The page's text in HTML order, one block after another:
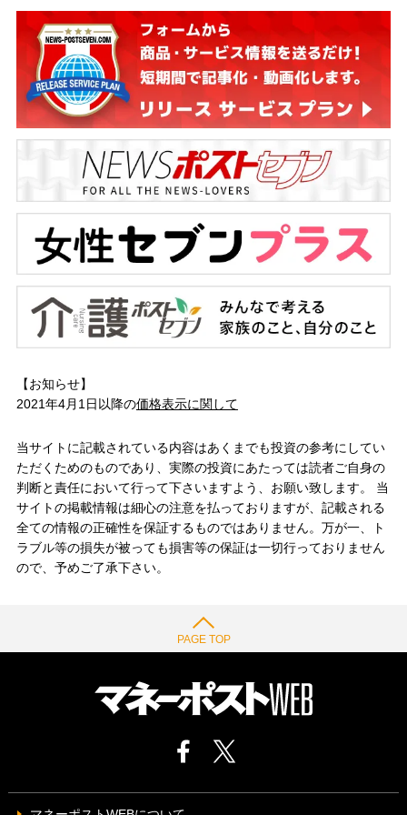
【お知らせ】
2021年4月1日以降の価格表示に関して
当サイトに記載されている内容はあくまでも投資の参考にしてい
ただくためのものであり、実際の投資にあたっては読者ご自身の
判断と責任において行って下さいますよう、お願い致します。 当
サイトの掲載情報は細心の注意を払っておりますが、記載される
全ての情報の正確性を保証するものではありません。万が一、ト
ラブル等の損失が被っても損害等の保証は一切行っておりません
ので、予めご了承下さい。
PAGE TOP